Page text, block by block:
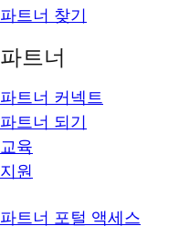
파트너 찾기
파트너
파트너 커넥트
파트너 되기
교육
지원
파트너 포털 액세스